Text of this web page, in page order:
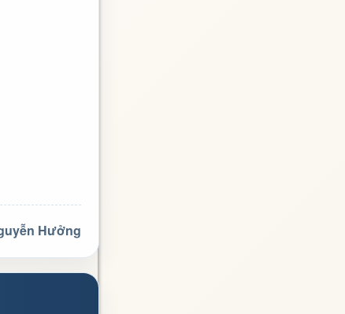
Hưởng